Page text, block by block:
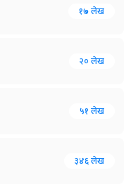
१७ लेख
२० लेख
५१ लेख
३४६ लेख